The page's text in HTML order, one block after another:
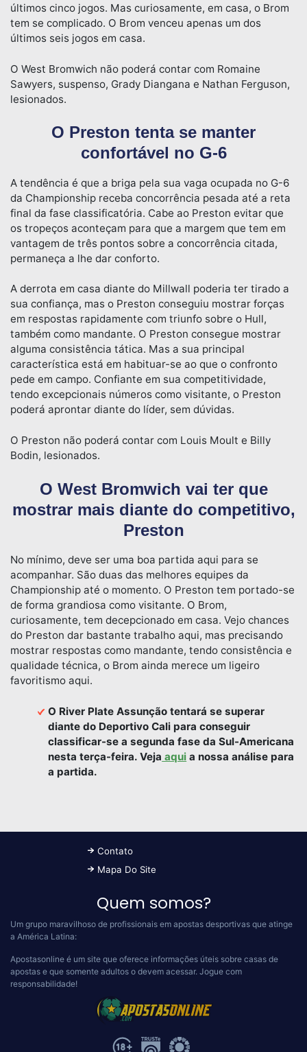
últimos cinco jogos. Mas curiosamente, em casa, o Brom
tem se complicado. O Brom venceu apenas um dos
últimos seis jogos em casa.
O West Bromwich não poderá contar com Romaine
Sawyers, suspenso, Grady Diangana e Nathan Ferguson,
lesionados.
O Preston tenta se manter
confortável no G-6
A tendência é que a briga pela sua vaga ocupada no G-6
da Championship receba concorrência pesada até a reta
final da fase classificatória. Cabe ao Preston evitar que
os tropeços aconteçam para que a margem que tem em
vantagem de três pontos sobre a concorrência citada,
permaneça a lhe dar conforto.
A derrota em casa diante do Millwall poderia ter tirado a
sua confiança, mas o Preston conseguiu mostrar forças
em respostas rapidamente com triunfo sobre o Hull,
também como mandante. O Preston consegue mostrar
alguma consistência tática. Mas a sua principal
característica está em habituar-se ao que o confronto
pede em campo. Confiante em sua competitividade,
tendo excepcionais números como visitante, o Preston
poderá aprontar diante do líder, sem dúvidas.
O Preston não poderá contar com Louis Moult e Billy
Bodin, lesionados.
O West Bromwich vai ter que
mostrar mais diante do competitivo,
Preston
No mínimo, deve ser uma boa partida aqui para se
acompanhar. São duas das melhores equipes da
Championship até o momento. O Preston tem portado-se
de forma grandiosa como visitante. O Brom,
curiosamente, tem decepcionado em casa. Vejo chances
do Preston dar bastante trabalho aqui, mas precisando
mostrar respostas como mandante, tendo consistência e
qualidade técnica, o Brom ainda merece um ligeiro
favoritismo aqui.
O River Plate Assunção tentará se superar
diante do Deportivo Cali para conseguir
classificar-se a segunda fase da Sul-Americana
nesta terça-feira. Veja aqui a nossa análise para
a partida.
Contato
Mapa Do Site
Quem somos?
Um grupo maravilhoso de profissionais em apostas desportivas que atinge
a América Latina:
Apostasonline é um site que oferece informações úteis sobre casas de
apostas e que somente adultos o devem acessar. Jogue com
responsabilidade!